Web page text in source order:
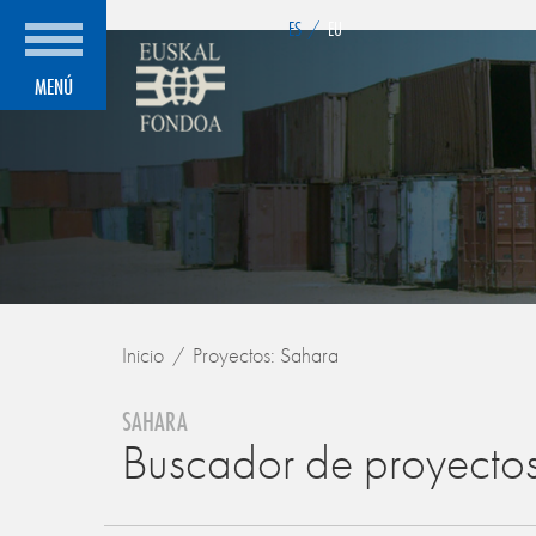
MENÚ
ES / EU
Inicio Proyectos: Sahara
SAHARA
Buscador de